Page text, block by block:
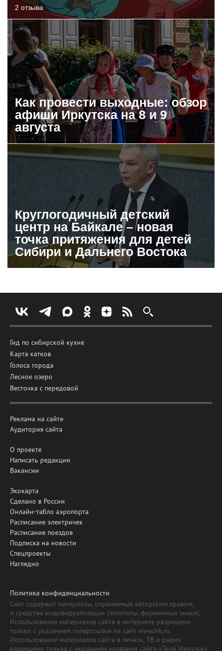
2 отзыва
Как провести выходные: обзор
афиши Иркутска на 8 и 9
августа
Круглогодичный детский
центр на Байкале – новая
точка притяжения для детей
Сибири и Дальнего Востока
Гид по сибирской кухне
Карта катков
Голоса города
Лесное озеро
Весточка с передовой
Реклама на сайте
Аудитория сайта
О проекте
Написать редакции
Вакансии
Экокарта
Сделано в России
Онлайн-табло аэропорта
Расписание электричек
Расписание поездов
Подписка на новости
Спецпроекты
Наглядно
Политика конфиденциальности
Сайт содержит материалы, охраняемые авторским правом,
и средства индивидуализации (логотипы, фирменные знаки).
Использование материалов сайта в интернете разрешено
только с указанием гиперссылки на сайт www.irk.ru.
Использование материалов сайта в печати, ТВ и радио
разрешено только с указанием названия сайта «Твой Иркутск».